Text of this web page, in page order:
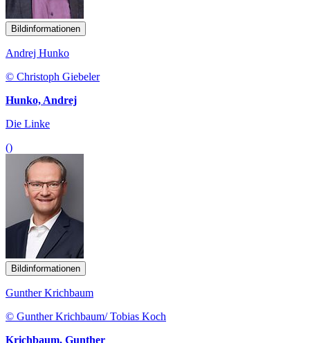
Bildinformationen
Andrej Hunko
© Christoph Giebeler
Hunko, Andrej
Die Linke
()
Bildinformationen
Gunther Krichbaum
© Gunther Krichbaum/ Tobias Koch
Krichbaum, Gunther